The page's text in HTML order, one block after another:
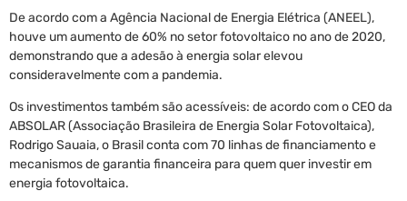
De acordo com a Agência Nacional de Energia Elétrica (ANEEL),
houve um aumento de 60% no setor fotovoltaico no ano de 2020,
demonstrando que a adesão à energia solar elevou
consideravelmente com a pandemia.
Os investimentos também são acessíveis: de acordo com o CEO da
ABSOLAR (Associação Brasileira de Energia Solar Fotovoltaica),
Rodrigo Sauaia, o Brasil conta com 70 linhas de financiamento e
mecanismos de garantia financeira para quem quer investir em
energia fotovoltaica.